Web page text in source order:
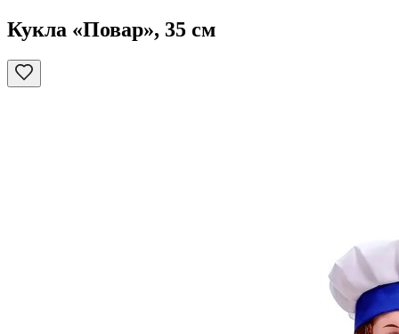
Кукла «Повар», 35 см